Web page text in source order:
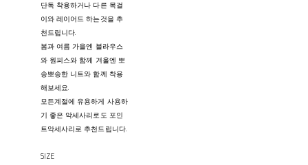
단독 착용하거나 다른 목걸
이와 레이어드 하는것을 추
천드립니다.
봄과 여름 가을엔 블라우스
와 원피스와 함께 겨울엔 뽀
송뽀송한 니트와 함께 착용
해보세요.
모든계절에 유용하게 사용하
기 좋은 악세사리로도 포인
트악세사리로 추천드립니다.
SIZE